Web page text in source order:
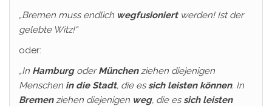
„Bremen muss endlich wegfusioniertwerden! Ist der
gelebte Witz!“
oder:
„In HamburgoderMünchenziehen diejenigen
Menschen in die Stadt, die essich leisten können. In
Bremenziehen diejenigen weg, die essich leisten